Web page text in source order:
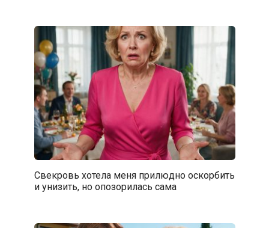
Свекровь хотела меня прилюдно оскорбить
и унизить, но опозорилась сама